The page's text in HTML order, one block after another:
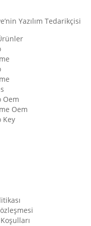
Yazılım Tedarikçisi
Oem
Oem
Key